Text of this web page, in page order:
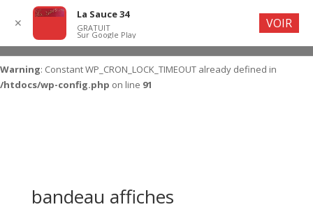
Warning : Constant WP_CRON_LOCK_TIMEOUT already defined in
/htdocs/wp-config.php on line 91
bandeau affiches
✕
La Sauce 34
GRATUIT
Sur Google Play
VOIR